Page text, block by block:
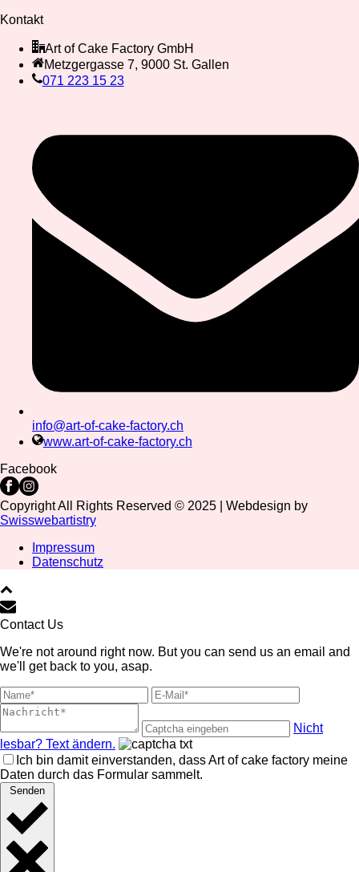
Kontakt
Art of Cake Factory GmbH
Metzgergasse 7, 9000 St. Gallen
071 223 15 23
info@art-of-cake-factory.ch
www.art-of-cake-factory.ch
Facebook
Copyright All Rights Reserved © 2025 | Webdesign by
Swisswebartistry
Impressum
Datenschutz
Contact Us
We're not around right now. But you can send us an email and
we'll get back to you, asap.
Nicht
lesbar? Text ändern.
Ich bin damit einverstanden, dass Art of cake factory meine
Daten durch das Formular sammelt.
Senden